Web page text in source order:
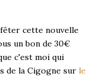
cette nouvelle
un bon de 30€
c'est moi qui
de la Cigogne sur le